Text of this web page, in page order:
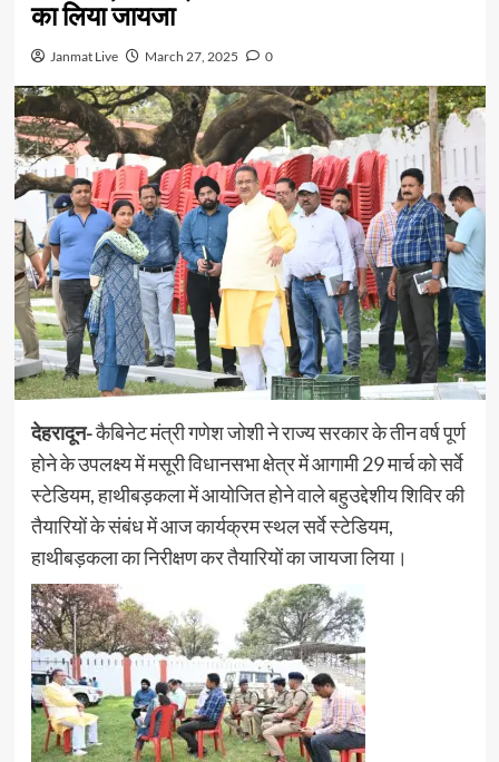
का लिया जायजा
Janmat Live March 27, 2025 0
देहरादून-कैबिनेट मंत्री गणेश जोशी ने राज्य सरकार के तीन वर्ष पूर्ण
होने के उपलक्ष्य में मसूरी विधानसभा क्षेत्र में आगामी 29 मार्च को सर्वे
स्टेडियम, हाथीबड़कला में आयोजित होने वाले बहुउद्देशीय शिविर की
तैयारियों के संबंध में आज कार्यक्रम स्थल सर्वे स्टेडियम,
हाथीबड़कला का निरीक्षण कर तैयारियों का जायजा लिया।